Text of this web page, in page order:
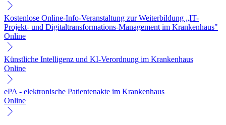
Kostenlose Online-Info-Veranstaltung zur Weiterbildung „IT-
Projekt- und Digitaltransformations-Management im Krankenhaus"
Online
Künstliche Intelligenz und KI-Verordnung im Krankenhaus
Online
ePA - elektronische Patientenakte im Krankenhaus
Online